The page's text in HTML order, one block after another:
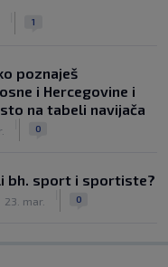
1
poznaješ
i Hercegovine i
na tabeli navijača
0
bh. sport i sportiste?
23. mar. 0